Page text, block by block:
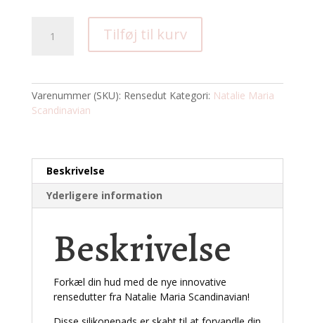
Natalie
Maria
Scandinavian
Tilføj til kurv
Varenummer (SKU): Rensedut Kategori: Natalie Maria
Scandinavian
Beskrivelse
Yderligere information
Beskrivelse
Forkæl din hud med de nye innovative
rensedutter fra Natalie Maria Scandinavian!